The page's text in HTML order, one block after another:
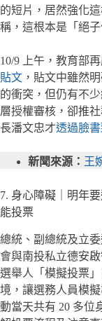
的短片，居然強化
稱，這根本是「絕子
10/9 上午，教育部
貼文 ，貼文中雖然
的衝突，但仍有不
層授權審核，卻推
長潘文忠才透過臉
新聞來源： 王
7. 身心障礙｜明年
能投票
總統、副總統及立
會與南投私立德安
選舉人「模擬投票
境，讓選務人員模
動當天共有 20 多位